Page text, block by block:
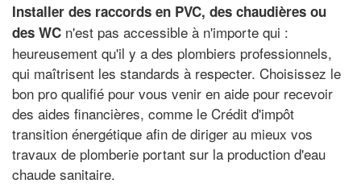
Installer des raccords en PVC, des chaudières ou
des WC n'est pas accessible à n'importe qui :
heureusement qu'il y a des plombiers professionnels,
qui maîtrisent les standards à respecter. Choisissez le
bon pro qualifié pour vous venir en aide pour recevoir
des aides financières, comme le Crédit d'impôt
transition énergétique afin de diriger au mieux vos
travaux de plomberie portant sur la production d'eau
chaude sanitaire.